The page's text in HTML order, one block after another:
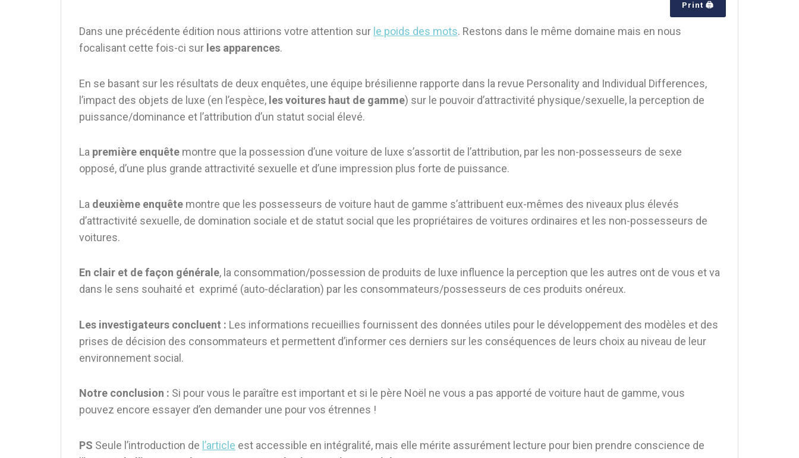
Print 🖨
Dans une précédente édition nous attirions votre attention sur le poids des mots. Restons dans le même domaine mais en nous
focalisant cette fois-ci sur les apparences.
En se basant sur les résultats de deux enquêtes, une équipe brésilienne rapporte dans la revue Personality and Individual Differences,
l’impact des objets de luxe (en l’espèce, les voitures haut de gamme) sur le pouvoir d’attractivité physique/sexuelle, la perception de
puissance/dominance et l’attribution d’un statut social élevé.
La première enquête montre que la possession d’une voiture de luxe s’assortit de l’attribution, par les non-possesseurs de sexe
opposé, d’une plus grande attractivité sexuelle et d’une impression plus forte de puissance.
La deuxième enquête montre que les possesseurs de voiture haut de gamme s’attribuent eux-mêmes des niveaux plus élevés
d’attractivité sexuelle, de domination sociale et de statut social que les propriétaires de voitures ordinaires et les non-possesseurs de
voitures.
En clair et de façon générale, la consommation/possession de produits de luxe influence la perception que les autres ont de vous et va
dans le sens souhaité et exprimé (auto-déclaration) par les consommateurs/possesseurs de ces produits onéreux.
Les investigateurs concluent : Les informations recueillies fournissent des données utiles pour le développement des modèles et des
prises de décision des consommateurs et permettent d’informer ces derniers sur les conséquences de leurs choix au niveau de leur
environnement social.
Notre conclusion : Si pour vous le paraître est important et si le père Noël ne vous a pas apporté de voiture haut de gamme, vous
pouvez encore essayer d’en demander une pour vos étrennes !
PS Seule l’introduction de l’article est accessible en intégralité, mais elle mérite assurément lecture pour bien prendre conscience de